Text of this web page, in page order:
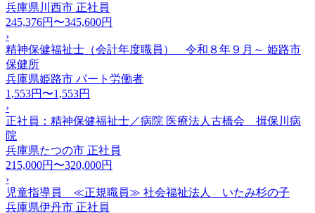
兵庫県川西市 正社員
245,376円〜345,600円
›
精神保健福祉士（会計年度職員） 令和８年９月～ 姫路市
保健所
兵庫県姫路市 パート労働者
1,553円〜1,553円
›
正社員：精神保健福祉士／病院 医療法人古橋会 揖保川病
院
兵庫県たつの市 正社員
215,000円〜320,000円
›
児童指導員 ≪正規職員≫ 社会福祉法人 いたみ杉の子
兵庫県伊丹市 正社員